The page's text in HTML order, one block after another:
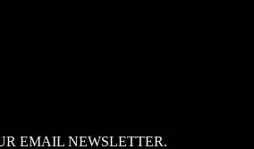
EMAIL NEWSLETTER.